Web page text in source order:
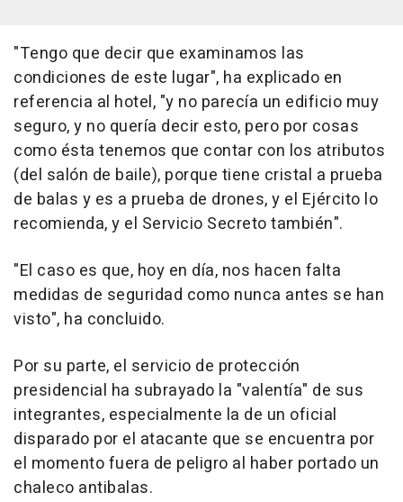
"Tengo que decir que examinamos las
condiciones de este lugar", ha explicado en
referencia al hotel, "y no parecía un edificio muy
seguro, y no quería decir esto, pero por cosas
como ésta tenemos que contar con los atributos
(del salón de baile), porque tiene cristal a prueba
de balas y es a prueba de drones, y el Ejército lo
recomienda, y el Servicio Secreto también".
"El caso es que, hoy en día, nos hacen falta
medidas de seguridad como nunca antes se han
visto", ha concluido.
Por su parte, el servicio de protección
presidencial ha subrayado la "valentía" de sus
integrantes, especialmente la de un oficial
disparado por el atacante que se encuentra por
el momento fuera de peligro al haber portado un
chaleco antibalas.